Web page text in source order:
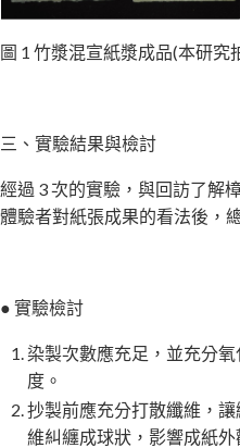
圖 1 竹漿混宣紙漿成品(本研究
三、實驗結果與檢討
經過 3 次的實驗，與回訪了解
體驗者對紙張成果的看法後，
● 實驗檢討
染製次數應充足，並充分
度。
抄製前應充分打散纖維，
維糾纏成球狀，影響成紙外